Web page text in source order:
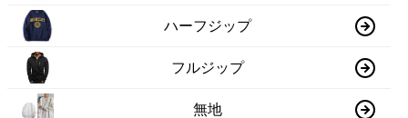
ハーフジップ
フルジップ
無地